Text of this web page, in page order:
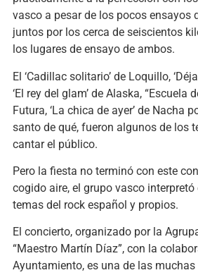
vasco a pesar de los pocos ensayos
juntos por los cerca de seiscientos
los lugares de ensayo de ambos.
El ‘Cadillac solitario’ de Loquillo,
‘El rey del glam’ de Alaska, “Escuela
Futura, ‘La chica de ayer’ de Nacha
santo de qué, fueron algunos de los
cantar el público.
Pero la fiesta no terminó con este
cogido aire, el grupo vasco
temas del rock español y propios.
El concierto, organizado por la
“Maestro Martín Díaz”, con la
Ayuntamiento, es una de las